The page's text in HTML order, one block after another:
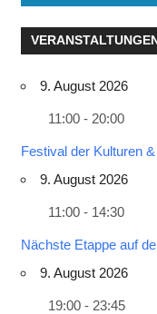
9. August 2026
11:00 - 20:00
Festival der Kulturen
9. August 2026
11:00 - 14:30
Nächste Etappe auf
9. August 2026
19:00 - 23:45